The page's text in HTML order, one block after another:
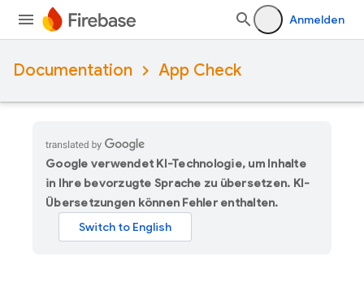
Anmelden
Documentation App Check
Google verwendet KI-Technologie, um Inhalte
in Ihre bevorzugte Sprache zu übersetzen. KI-
Übersetzungen können Fehler enthalten.